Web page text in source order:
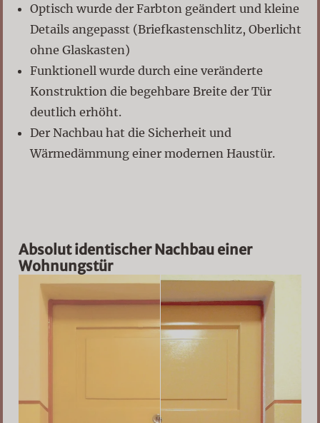
Optisch wurde der Farbton geändert und kleine
Details angepasst (Briefkastenschlitz, Oberlicht
ohne Glaskasten)
Funktionell wurde durch eine veränderte
Konstruktion die begehbare Breite der Tür
deutlich erhöht.
Der Nachbau hat die Sicherheit und
Wärmedämmung einer modernen Haustür.
Absolut identischer Nachbau einer
Wohnungstür